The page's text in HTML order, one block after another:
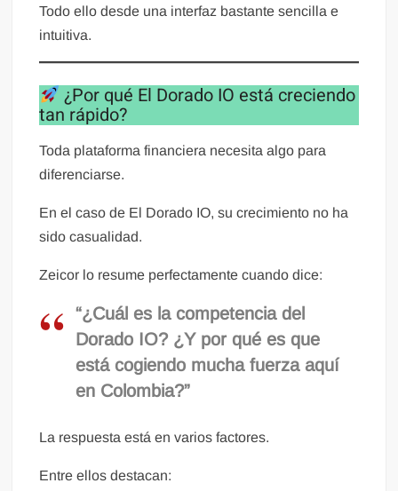
Todo ello desde una interfaz bastante sencilla e
intuitiva.
¿Por qué El Dorado IO está creciendo
tan rápido?
Toda plataforma financiera necesita algo para
diferenciarse.
En el caso de El Dorado IO, su crecimiento no ha
sido casualidad.
Zeicor lo resume perfectamente cuando dice:
“¿Cuál es la competencia del
Dorado IO? ¿Y por qué es que
está cogiendo mucha fuerza aquí
en Colombia?”
La respuesta está en varios factores.
Entre ellos destacan: